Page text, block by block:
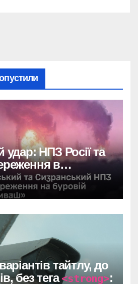
удар: НПЗ Росії та
в
вражені.
тайтлу, до
без тега<strong>: